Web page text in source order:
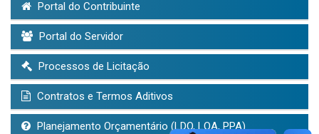
Portal do Contribuinte
Portal do Servidor
Processos de Licitação
Contratos e Termos Aditivos
Planejamento Orçamentário (LDO, LOA, PPA)